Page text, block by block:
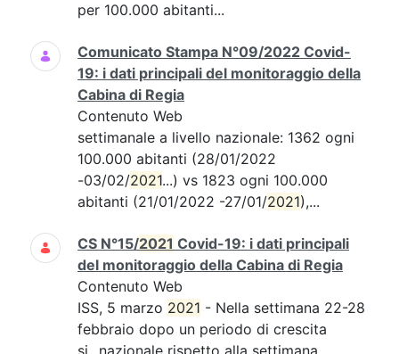
per 100.000 abitanti...
Comunicato Stampa N°09/2022 Covid-
19: i dati principali del monitoraggio della
Cabina di Regia
Contenuto Web
settimanale a livello nazionale: 1362 ogni
100.000 abitanti (28/01/2022
-03/02/2021...) vs 1823 ogni 100.000
abitanti (21/01/2022 -27/01/2021),...
CS N°15/2021 Covid-19: i dati principali
del monitoraggio della Cabina di Regia
Contenuto Web
ISS, 5 marzo 2021 - Nella settimana 22-28
febbraio dopo un periodo di crescita
si...nazionale rispetto alla settimana